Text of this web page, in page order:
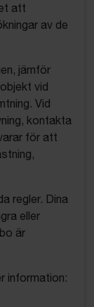
att
av de
jämför
vid
Vid
kontakta
för att
regler. Dina
eller
är
information: